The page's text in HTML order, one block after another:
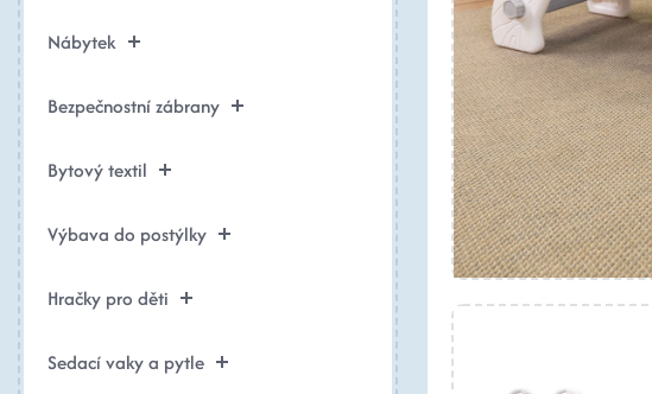
Nábytek
Bezpečnostní zábrany
Bytový textil
Výbava do postýlky
Hračky pro děti
Sedací vaky a pytle